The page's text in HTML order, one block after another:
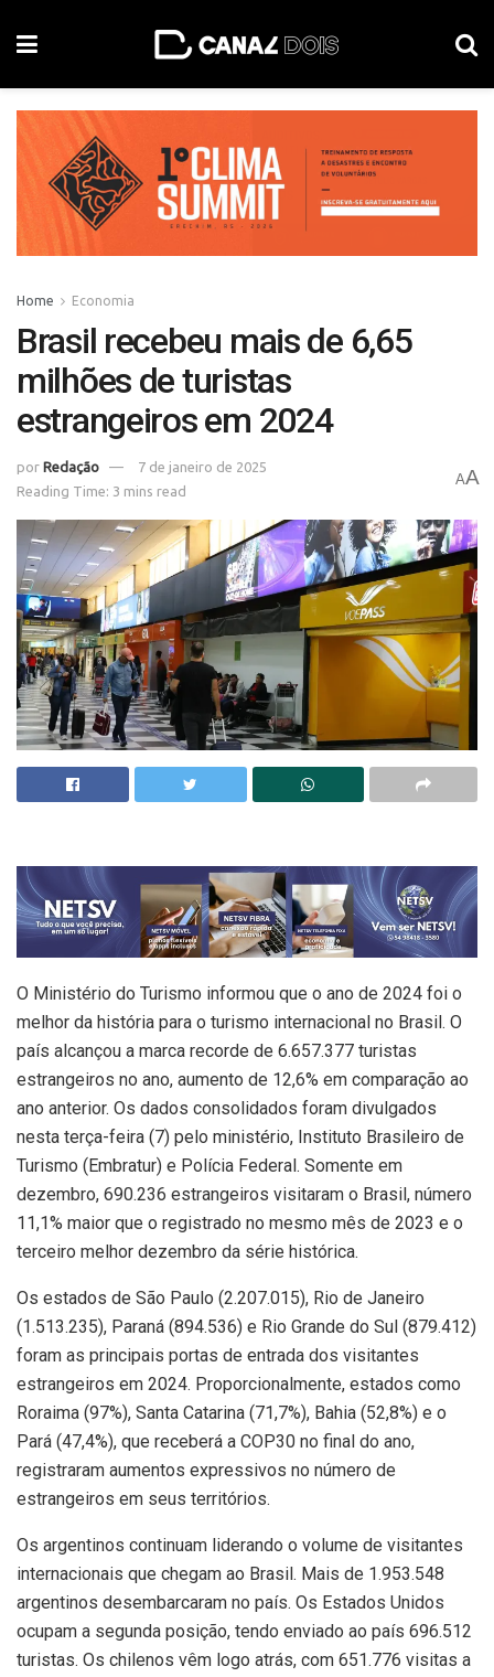
Home Economia
Brasil recebeu mais de 6,65
milhões de turistas
estrangeiros em 2024
por Redação
7 de janeiro de 2025
Reading Time: 3 mins read
AA
O Ministério do Turismo informou que o ano de 2024 foi o
melhor da história para o turismo internacional no Brasil. O
país alcançou a marca recorde de 6.657.377 turistas
estrangeiros no ano, aumento de 12,6% em comparação ao
ano anterior. Os dados consolidados foram divulgados
nesta terça-feira (7) pelo ministério, Instituto Brasileiro de
Turismo (Embratur) e Polícia Federal. Somente em
dezembro, 690.236 estrangeiros visitaram o Brasil, número
11,1% maior que o registrado no mesmo mês de 2023 e o
terceiro melhor dezembro da série histórica.
Os estados de São Paulo (2.207.015), Rio de Janeiro
(1.513.235), Paraná (894.536) e Rio Grande do Sul (879.412)
foram as principais portas de entrada dos visitantes
estrangeiros em 2024. Proporcionalmente, estados como
Roraima (97%), Santa Catarina (71,7%), Bahia (52,8%) e o
Pará (47,4%), que receberá a COP30 no final do ano,
registraram aumentos expressivos no número de
estrangeiros em seus territórios.
Os argentinos continuam liderando o volume de visitantes
internacionais que chegam ao Brasil. Mais de 1.953.548
argentinos desembarcaram no país. Os Estados Unidos
ocupam a segunda posição, tendo enviado ao país 696.512
turistas. Os chilenos vêm logo atrás, com 651.776 visitas a